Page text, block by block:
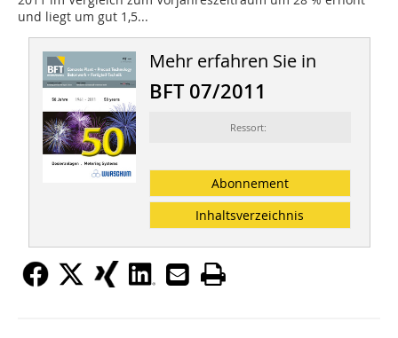
und liegt um gut 1,5...
Mehr erfahren Sie in
BFT 07/2011
Ressort:
Abonnement
Inhaltsverzeichnis